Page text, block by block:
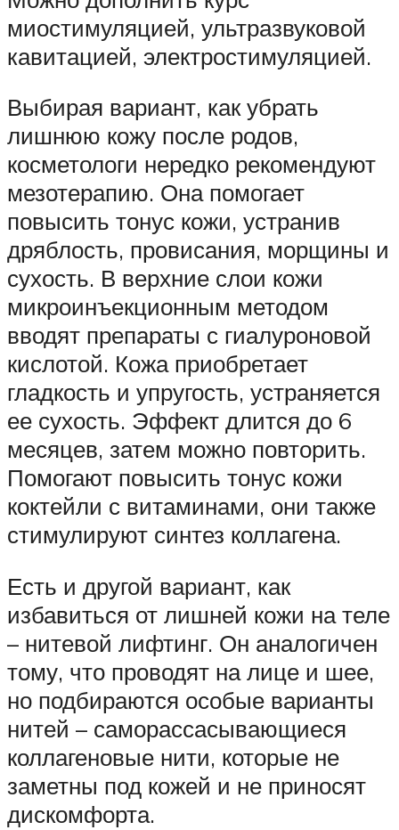
миостимуляцией, ультразвуковой
кавитацией, электростимуляцией.
Выбирая вариант, как убрать
лишнюю кожу после родов,
косметологи нередко рекомендуют
мезотерапию. Она помогает
повысить тонус кожи, устранив
дряблость, провисания, морщины и
сухость. В верхние слои кожи
микроинъекционным методом
вводят препараты с гиалуроновой
кислотой. Кожа приобретает
гладкость и упругость, устраняется
ее сухость. Эффект длится до 6
месяцев, затем можно повторить.
Помогают повысить тонус кожи
коктейли с витаминами, они также
стимулируют синтез коллагена.
Есть и другой вариант, как
избавиться от лишней кожи на теле
– нитевой лифтинг. Он аналогичен
тому, что проводят на лице и шее,
но подбираются особые варианты
нитей – саморассасывающиеся
коллагеновые нити, которые не
заметны под кожей и не приносят
дискомфорта.